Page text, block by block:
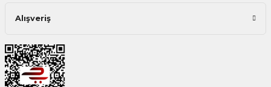
Alışveriş